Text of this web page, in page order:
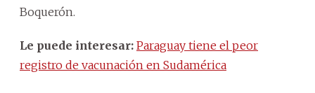
Boquerón.
Le puede interesar: Paraguay tiene el peor
registro de vacunación en Sudamérica